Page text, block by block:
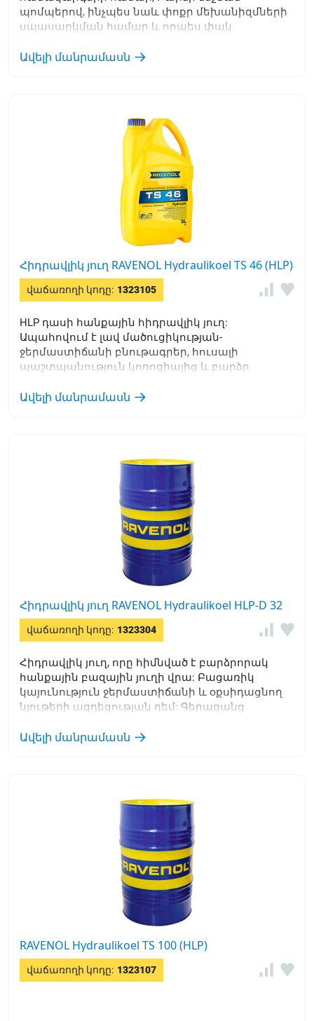
պոմպերով, ինչպես նաև փոքր մեխանիզմների
սպասարկման համար և որպես փակ
Ավելի մանրամասն
Հիդրավլիկ յուղ RAVENOL Hydraulikoel TS 46 (HLP)
վաճառողի կոդը: 1323105
HLP դասի հանքային հիդրավլիկ յուղ:
Ապահովում է լավ մածուցիկության-
ջերմաստիճանի բնութագրեր, հուսալի
պաշտպանություն կոռոզիայից և բարձր
Ավելի մանրամասն
Հիդրավլիկ յուղ RAVENOL Hydraulikoel HLP-D 32
վաճառողի կոդը: 1323304
Հիդրավլիկ յուղ, որը հիմնված է բարձրորակ
հանքային բազային յուղի վրա: Բացառիկ
կայունություն ջերմաստիճանի և օքսիդացնող
նյութերի ազդեցության դեմ: Գերազանց
Ավելի մանրամասն
RAVENOL Hydraulikoel TS 100 (HLP)
վաճառողի կոդը: 1323107